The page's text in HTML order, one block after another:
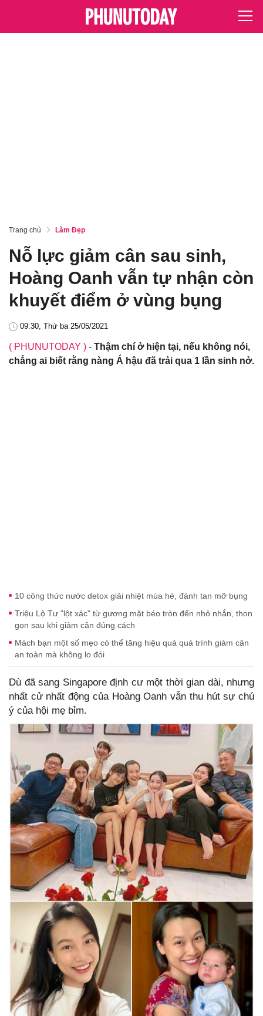
Trang chủ Làm Đẹp
Nỗ lực giảm cân sau sinh,
Hoàng Oanh vẫn tự nhận còn
khuyết điểm ở vùng bụng
09:30, Thứ ba 25/05/2021
( PHUNUTODAY ) - Thậm chí ở hiện tại, nếu không nói,
chẳng ai biết rằng nàng Á hậu đã trải qua 1 lần sinh nở.
10 công thức nước detox giải nhiệt mùa hè, đánh tan mỡ bụng
Triệu Lộ Tư "lột xác" từ gương mặt béo tròn đến nhỏ nhắn, thon
gọn sau khi giảm cân đúng cách
Mách bạn một số mẹo có thể tăng hiệu quả quá trình giảm cân
an toàn mà không lo đói
Dù đã sang Singapore định cư một thời gian dài, nhưng
nhất cử nhất động của Hoàng Oanh vẫn thu hút sự chú
ý của hội mẹ bỉm.